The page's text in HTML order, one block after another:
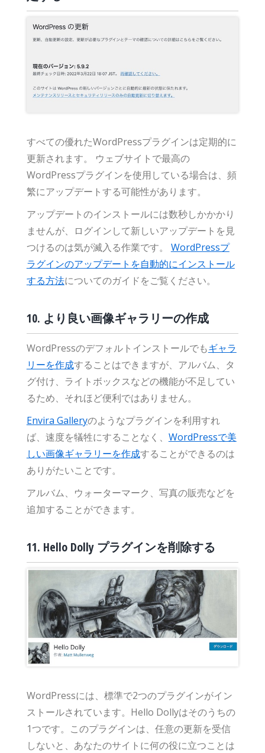
すべての優れたWordPressプラグインは定期的に
更新されます。 ウェブサイトで最高の
WordPressプラグインを使用している場合は、頻
繁にアップデートする可能性があります。
アップデートのインストールには数秒しかかかり
ませんが、ログインして新しいアップデートを見
つけるのは気が滅入る作業です。 WordPressプ
ラグインのアップデートを自動的にインストール
する方法についてのガイドをご覧ください。
10. より良い画像ギャラリーの作成
WordPressのデフォルトインストールでもギャラ
リーを作成することはできますが、アルバム、タ
グ付け、ライトボックスなどの機能が不足してい
るため、それほど便利ではありません。
Envira Galleryのようなプラグインを利用すれ
ば、速度を犠牲にすることなく、 WordPressで美
しい画像ギャラリーを作成することができるのは
ありがたいことです。
アルバム、ウォーターマーク、写真の販売などを
追加することができます。
11. Hello Dolly プラグインを削除する
WordPressには、標準で2つのプラグインがイン
ストールされています。Hello Dollyはそのうちの
1つです。このプラグインは、任意の更新を受信
しないと、あなたのサイトに何の役に立つことは